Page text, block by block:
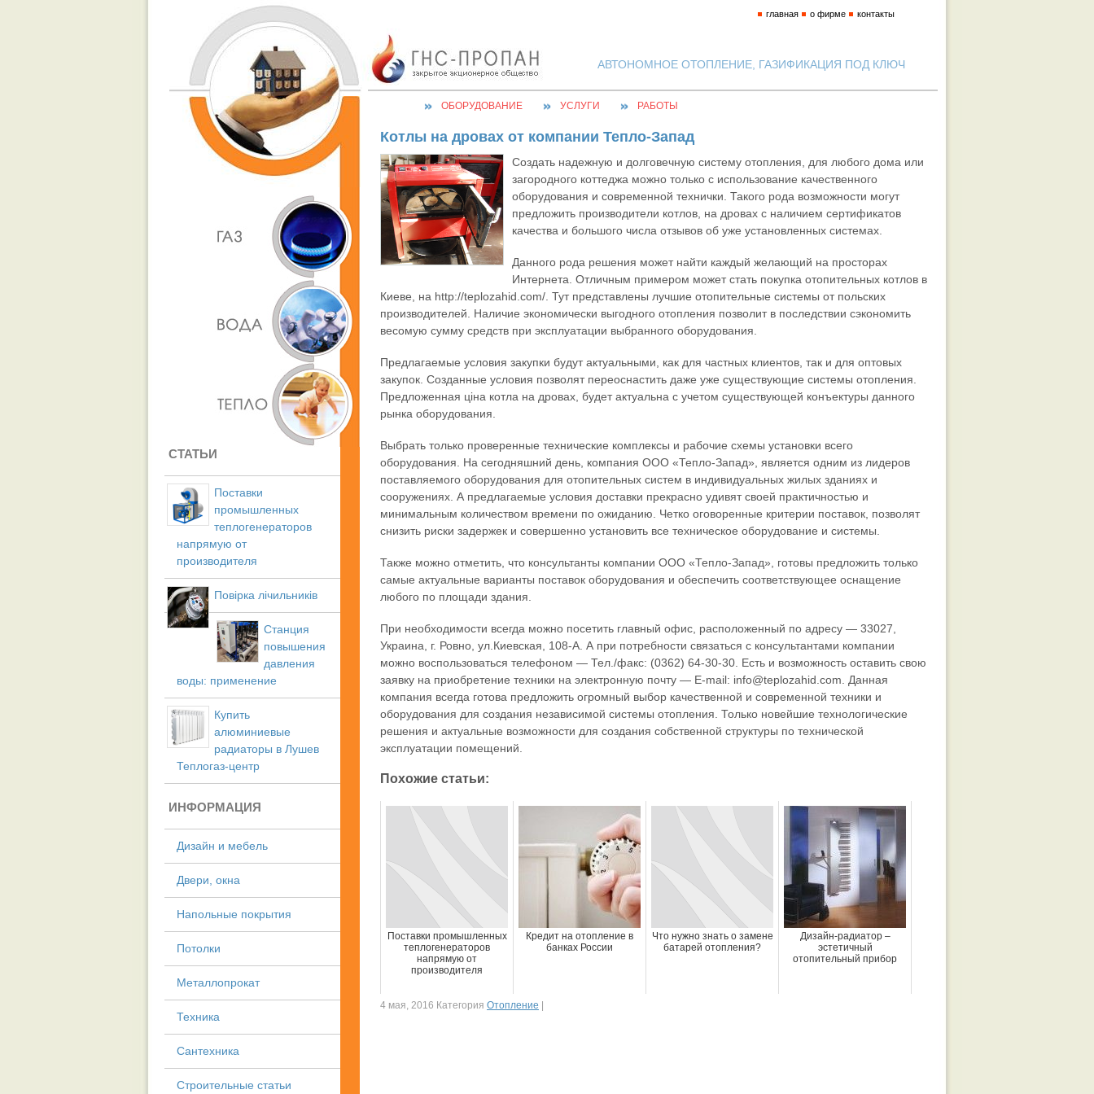
АВТОНОМНОЕ ОТОПЛЕНИЕ, ГАЗИФИКАЦИЯ ПОД КЛЮЧ
главная о фирме контакты
ОБОРУДОВАНИЕ УСЛУГИ РАБОТЫ
СТАТЬИ
Поставки
промышленных
теплогенераторов
напрямую от
производителя
Повірка лічильників
Станция
повышения
давления
воды: применение
Купить
алюминиевые
радиаторы в Лушев
Теплогаз-центр
ИНФОРМАЦИЯ
Дизайн и мебель
Двери, окна
Напольные покрытия
Потолки
Металлопрокат
Техника
Сантехника
Строительные статьи
Котлы на дровах от компании Тепло-Запад
Создать надежную и долговечную систему отопления, для любого дома или
загородного коттеджа можно только с использование качественного
оборудования и современной технички. Такого рода возможности могут
предложить производители котлов, на дровах с наличием сертификатов
качества и большого числа отзывов об уже установленных системах.
Данного рода решения может найти каждый желающий на просторах
Интернета. Отличным примером может стать покупка отопительных котлов в
Киеве, на http://teplozahid.com/. Тут представлены лучшие отопительные системы от польских
производителей. Наличие экономически выгодного отопления позволит в последствии сэкономить
весомую сумму средств при эксплуатации выбранного оборудования.
Предлагаемые условия закупки будут актуальными, как для частных клиентов, так и для оптовых
закупок. Созданные условия позволят переоснастить даже уже существующие системы отопления.
Предложенная ціна котла на дровах, будет актуальна с учетом существующей конъектуры данного
рынка оборудования.
Выбрать только проверенные технические комплексы и рабочие схемы установки всего
оборудования. На сегодняшний день, компания ООО «Тепло-Запад», является одним из лидеров
поставляемого оборудования для отопительных систем в индивидуальных жилых зданиях и
сооружениях. А предлагаемые условия доставки прекрасно удивят своей практичностью и
минимальным количеством времени по ожиданию. Четко оговоренные критерии поставок, позволят
снизить риски задержек и совершенно установить все техническое оборудование и системы.
Также можно отметить, что консультанты компании ООО «Тепло-Запад», готовы предложить только
самые актуальные варианты поставок оборудования и обеспечить соответствующее оснащение
любого по площади здания.
При необходимости всегда можно посетить главный офис, расположенный по адресу — 33027,
Украина, г. Ровно, ул.Киевская, 108-А. А при потребности связаться с консультантами компании
можно воспользоваться телефоном — Тел./факс: (0362) 64-30-30. Есть и возможность оставить свою
заявку на приобретение техники на электронную почту — E-mail: info@teplozahid.com. Данная
компания всегда готова предложить огромный выбор качественной и современной техники и
оборудования для создания независимой системы отопления. Только новейшие технологические
решения и актуальные возможности для создания собственной структуры по технической
эксплуатации помещений.
Похожие статьи:
Поставки промышленных
теплогенераторов
напрямую от
производителя
Кредит на отопление в
банках России
Что нужно знать о замене
батарей отопления?
Дизайн-радиатор –
эстетичный
отопительный прибор
4 мая, 2016 Категория Отопление